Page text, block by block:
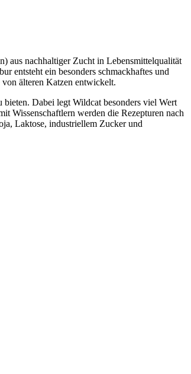
) aus nachhaltiger Zucht in Lebensmittelqualität
entsteht ein besonders schmackhaftes und
älteren Katzen entwickelt.
Dabei legt Wildcat besonders viel Wert
Wissenschaftlern werden die Rezepturen nach
Laktose, industriellem Zucker und